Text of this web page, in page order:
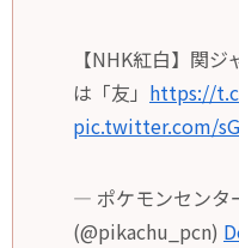
【NHK紅白】関
は「友」 https://
pic.twitter.com/
— ポケモンセンタ
(@pikachu_pcn)